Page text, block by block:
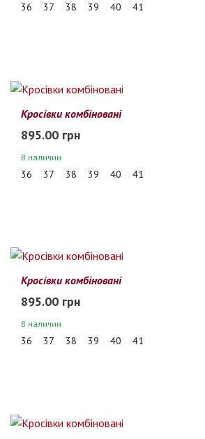
36 37 38 39 40 41
Кросівки комбіновані
895.00 грн
В наличии
36 37 38 39 40 41
Кросівки комбіновані
895.00 грн
В наличии
36 37 38 39 40 41